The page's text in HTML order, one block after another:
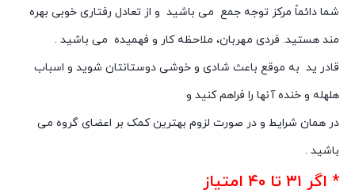
شما دائماً مرکز توجه جمع می باشید و از تعادل رفتارى خوبى بهره
مند هستید. فردى مهربان، ملاحظه کار و فهمیده می باشید .
قادر ید به موقع باعث شادى و خوشى دوستانتان شوید و اسباب
هلهله و خنده آنها را فراهم کنید و
در همان شرایط و در صورت لزوم بهترین کمک بر اعضاى گروه می
باشید .
* اگر ۳۱ تا ۴۰ امتیاز